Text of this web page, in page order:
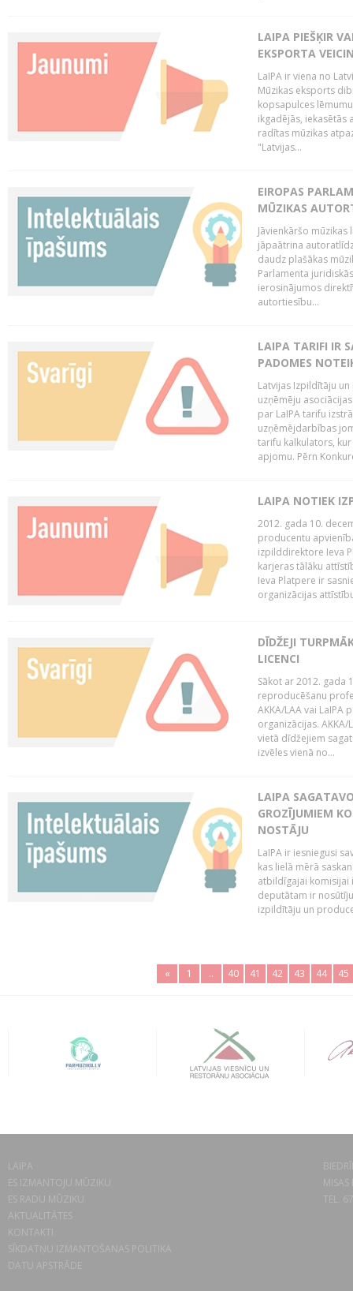
LAIPA PIEŠĶIR
EKSPORTA
LaIPA ir viena no
Mūzikas eksports
kopsapulces
ikgadējās, iekasētās
radītas mūzikas
"Latvijas...
EIROPAS
MŪZIKAS
Jāvienkāršo
jāpaātrina
daudz plašākas
Parlamenta
ierosinājumos
autortiesību...
LAIPA TARIFI IR
PADOMES
Latvijas Izpildītāju
uzņēmēju
par LaIPA tarifu
uzņēmējdarbības
tarifu kalkulators,
apjomu. Pērn
LAIPA NOTIEK
2012. gada 10.
producentu
izpilddirektore Ieva
karjeras tālāku
Ieva Platpere ir
organizācijas
DĪDŽEJI
LICENCI
Sākot ar 2012. gada
reproducēšanu
AKKA/LAA vai LaIPA
organizācijas.
vietā dīdžejiem
izvēles vienā no...
LAIPA
GROZĪJUMIEM
NOSTĀJU
LaIPA ir iesniegusi
kas lielā mērā
atbildīgajai komisijai
deputātam ir
izpildītāju un
« 1 .. 40 41 42 43 44 45
LAIPA
ES IZMANTOJU MŪZIKU
ES RADU MŪZIKU
AKTUALITĀTES
KONTAKTI
SĪKDATŅU IZMANTOŠANAS POLITIKA
DATU APSTRĀDE
TEL.